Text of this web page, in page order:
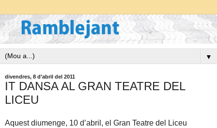
▼
divendres, 8 d’abril del 2011
IT DANSA AL GRAN TEATRE DEL
LICEU
Aquest diumenge, 10 d’abril, el Gran Teatre del Liceu